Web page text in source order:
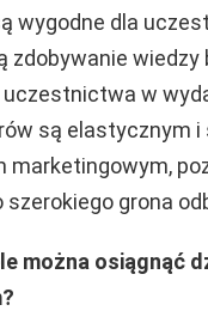
wygodne dla
zdobywanie wiedzy
w
są elastycznym
marketingowym,
szerokiego grona
można osiągnąć